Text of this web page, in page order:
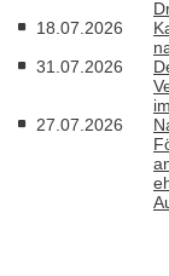
18.07.2026
31.07.2026
27.07.2026